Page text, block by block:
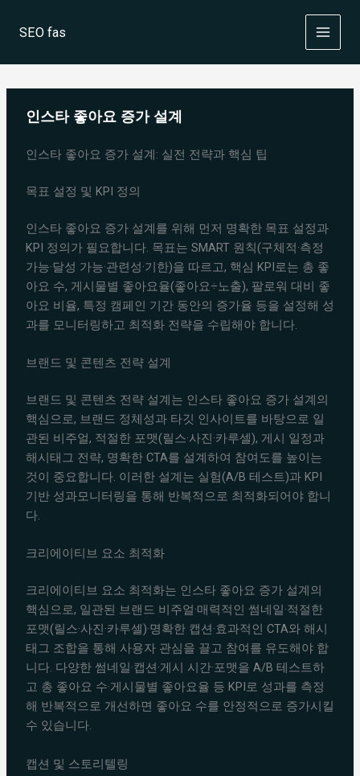
SEO fas
인스타 좋아요 증가 설계
인스타 좋아요 증가 설계: 실전 전략과 핵심 팁
목표 설정 및 KPI 정의
인스타 좋아요 증가 설계를 위해 먼저 명확한 목표 설정과
KPI 정의가 필요합니다. 목표는 SMART 원칙(구체적·측정
가능·달성 가능·관련성·기한)을 따르고, 핵심 KPI로는 총 좋
아요 수, 게시물별 좋아요율(좋아요÷노출), 팔로워 대비 좋
아요 비율, 특정 캠페인 기간 동안의 증가율 등을 설정해 성
과를 모니터링하고 최적화 전략을 수립해야 합니다.
브랜드 및 콘텐츠 전략 설계
브랜드 및 콘텐츠 전략 설계는 인스타 좋아요 증가 설계의
핵심으로, 브랜드 정체성과 타깃 인사이트를 바탕으로 일
관된 비주얼, 적절한 포맷(릴스·사진·카루셀), 게시 일정과
해시태그 전략, 명확한 CTA를 설계하여 참여도를 높이는
것이 중요합니다. 이러한 설계는 실험(A/B 테스트)과 KPI
기반 성과모니터링을 통해 반복적으로 최적화되어야 합니
다.
크리에이티브 요소 최적화
크리에이티브 요소 최적화는 인스타 좋아요 증가 설계의
핵심으로, 일관된 브랜드 비주얼·매력적인 썸네일·적절한
포맷(릴스·사진·카루셀)·명확한 캡션·효과적인 CTA와 해시
태그 조합을 통해 사용자 관심을 끌고 참여를 유도해야 합
니다. 다양한 썸네일·캡션·게시 시간·포맷을 A/B 테스트하
고 총 좋아요 수·게시물별 좋아요율 등 KPI로 성과를 측정
해 반복적으로 개선하면 좋아요 수를 안정적으로 증가시킬
수 있습니다.
캡션 및 스토리텔링